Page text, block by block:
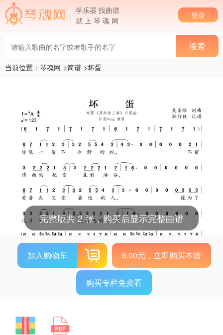
学乐器 找曲谱
就 上 琴 魂 网
登录
当前位置： 琴魂网 >简谱 >坏蛋
完整版共 2 张，购买后显示完整曲谱
加入购物车 6.00元，立即购买本谱
购买专栏免费看